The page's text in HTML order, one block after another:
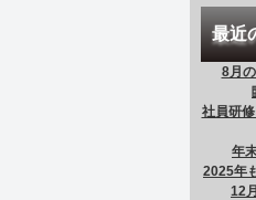
最近
8月
社員研
年
2025年
12